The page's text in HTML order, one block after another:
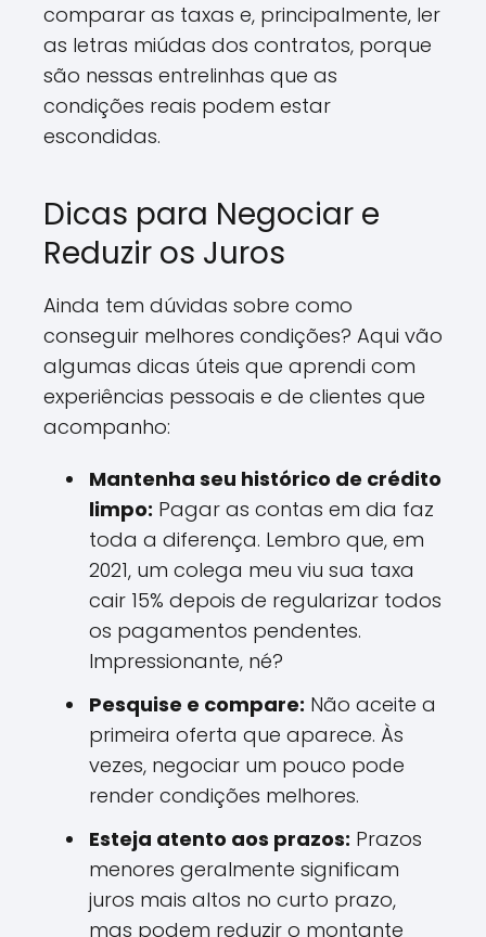
comparar as taxas e, principalmente, ler
as letras miúdas dos contratos, porque
são nessas entrelinhas que as
condições reais podem estar
escondidas.
Dicas para Negociar e
Reduzir os Juros
Ainda tem dúvidas sobre como
conseguir melhores condições? Aqui vão
algumas dicas úteis que aprendi com
experiências pessoais e de clientes que
acompanho:
Mantenha seu histórico de crédito
limpo: Pagar as contas em dia faz
toda a diferença. Lembro que, em
2021, um colega meu viu sua taxa
cair 15% depois de regularizar todos
os pagamentos pendentes.
Impressionante, né?
Pesquise e compare: Não aceite a
primeira oferta que aparece. Às
vezes, negociar um pouco pode
render condições melhores.
Esteja atento aos prazos: Prazos
menores geralmente significam
juros mais altos no curto prazo,
mas podem reduzir o montante